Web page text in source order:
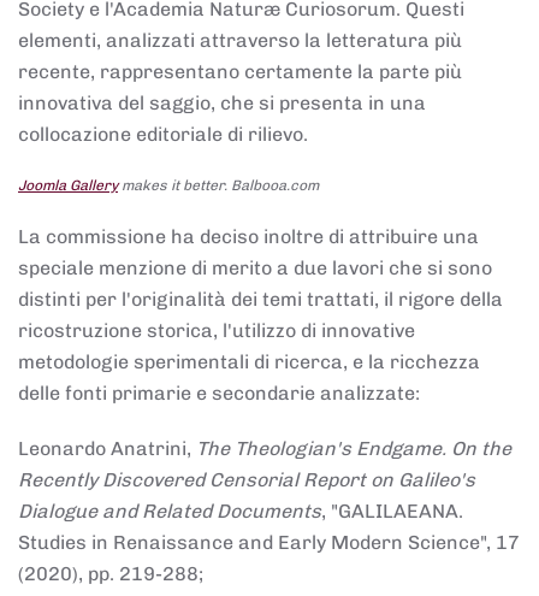
Society e l'Academia Naturæ Curiosorum. Questi
elementi, analizzati attraverso la letteratura più
recente, rappresentano certamente la parte più
innovativa del saggio, che si presenta in una
collocazione editoriale di rilievo.
Joomla Gallerymakes it better. Balbooa.com
La commissione ha deciso inoltre di attribuire una
speciale menzione di merito a due lavori che si sono
distinti per l'originalità dei temi trattati, il rigore della
ricostruzione storica, l'utilizzo di innovative
metodologie sperimentali di ricerca, e la ricchezza
delle fonti primarie e secondarie analizzate:
Leonardo Anatrini, The Theologian's Endgame. On the
Recently Discovered Censorial Report on Galileo's
Dialogue and Related Documents, "GALILAEANA.
Studies in Renaissance and Early Modern Science", 17
(2020), pp. 219-288;